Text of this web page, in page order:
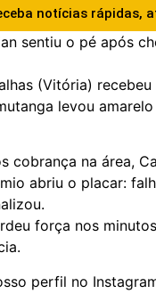
notícias rápidas,
sentiu o pé após
(Vitória)
levou
cobrança na área,
abriu o placar:
força nos
perfil no